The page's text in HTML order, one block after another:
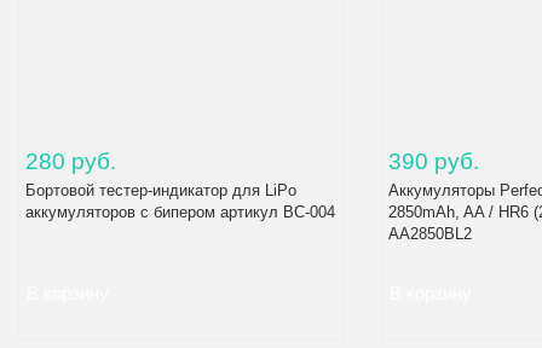
280 руб.
Бортовой тестер-индикатор для LiPo
аккумуляторов с бипером артикул BC-004
390 руб.
Аккумуляторы
2850mAh, AA / HR6
AA2850BL2